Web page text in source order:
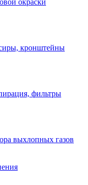
окраски
кронштейны
фильтры
выхлопных газов